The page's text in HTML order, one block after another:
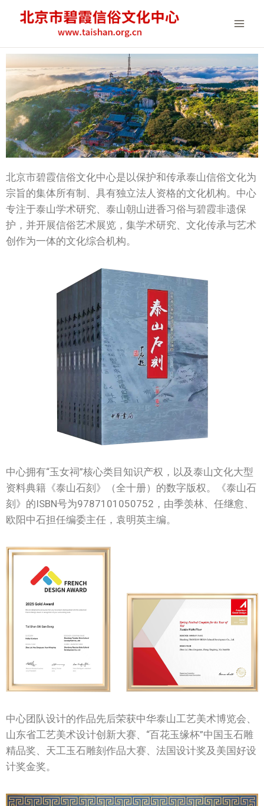
北京市碧霞信俗文化中心是以保护和传承泰山信俗文化为
宗旨的集体所有制、具有独立法人资格的文化机构。中心
专注于泰山学术研究、泰山朝山进香习俗与碧霞非遗保
护，并开展信俗艺术展览，集学术研究、文化传承与艺术
创作为一体的文化综合机构。
中心拥有“玉女祠”核心类目知识产权，以及泰山文化大型
资料典籍《泰山石刻》（全十册）的数字版权。《泰山石
刻》的ISBN号为9787101050752，由季羡林、任继愈、
欧阳中石担任编委主任，袁明英主编。
中心团队设计的作品先后荣获中华泰山工艺美术博览会、
山东省工艺美术设计创新大赛、“百花玉缘杯”中国玉石雕
精品奖、天工玉石雕刻作品大赛、法国设计奖及美国好设
计奖金奖。